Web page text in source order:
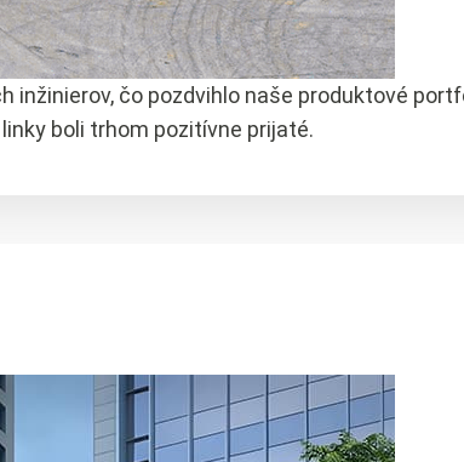
čo pozdvihlo naše produktové
boli trhom pozitívne prijaté.